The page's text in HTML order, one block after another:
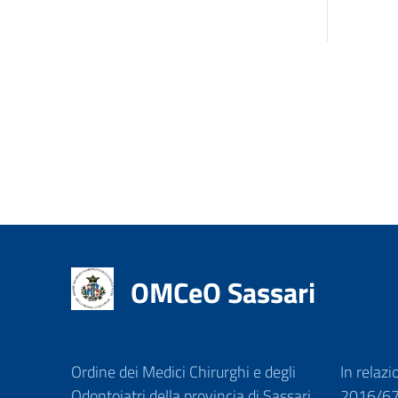
OMCeO Sassari
Ordine dei Medici Chirurghi e degli
In